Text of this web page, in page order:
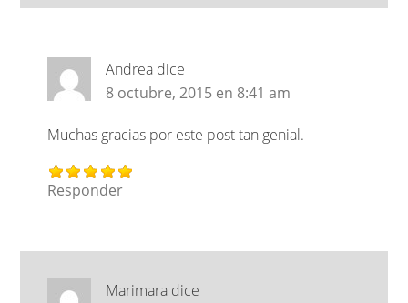
Andrea dice
8 octubre, 2015 en 8:41 am
Muchas gracias por este post tan genial.
Responder
Marimara dice